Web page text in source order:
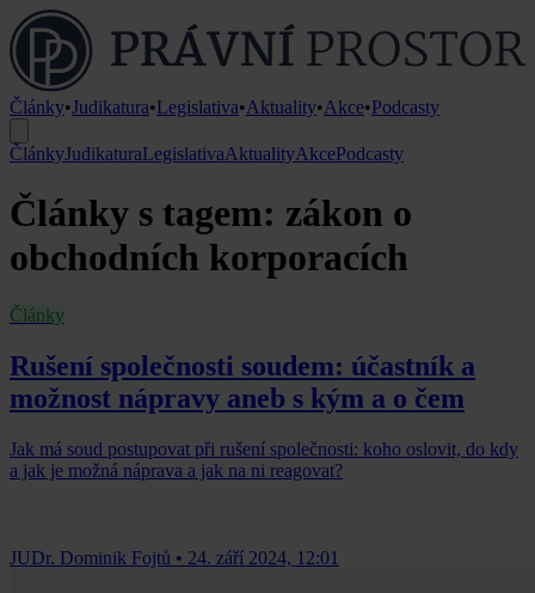
Články•Judikatura•Legislativa•Aktuality•Akce•Podcasty
ČlánkyJudikaturaLegislativaAktualityAkcePodcasty
Články s tagem: zákon o
obchodních korporacích
Články
Rušení společnosti soudem: účastník a
možnost nápravy aneb s kým a o čem
Jak má soud postupovat při rušení společnosti: koho oslovit, do kdy
a jak je možná náprava a jak na ni reagovat?
JUDr. Dominik Fojtů • 24. září 2024, 12:01